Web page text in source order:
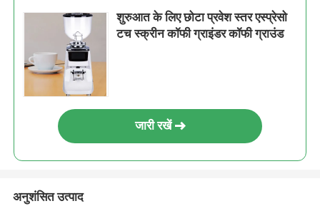
शुरुआत के लिए छोटा प्रवेश स्तर एस्प्रेसो
टच स्क्रीन कॉफी ग्राइंडर कॉफी ग्राउंड
जारी रखें
अनुशंसित उत्पाद